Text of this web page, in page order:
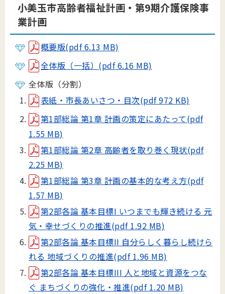
小美玉市高齢者福祉計画・第9期介護保険事
業計画
概要版(pdf 6.13 MB)
全体版（一括）(pdf 6.16 MB)
全体版（分割）
表紙・市長あいさつ・目次(pdf 972 KB)
第1部総論 第1章 計画の策定にあたって(pdf
1.55 MB)
第1部総論 第2章 高齢者を取り巻く現状(pdf
2.25 MB)
第1部総論 第3章 計画の基本的な考え方(pdf
1.57 MB)
第2部各論 基本目標I いつまでも輝き続ける 元
気・幸せづくりの推進(pdf 1.92 MB)
第2部各論 基本目標II 自分らしく暮らし続けら
れる 地域づくりの推進(pdf 1.96 MB)
第2部各論 基本目標III 人と地域と資源をつな
ぐ まちづくりの強化・推進(pdf 1.20 MB)